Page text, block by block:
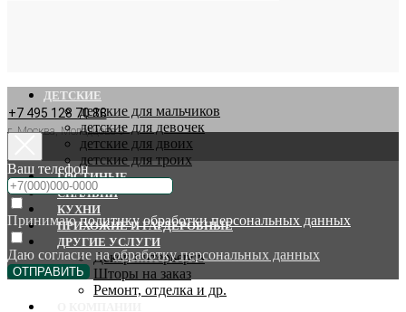
+7 495 128 70 88
г. Москва, Молодцова 9
ДЕТСКИЕ
детские для мальчиков
детские для девочек
детские для двоих
детские для троих
ГОСТИНЫЕ
СПАЛЬНИ
КУХНИ
ПРИХОЖИЕ И ГАРДЕРОБНЫЕ
ДРУГИЕ УСЛУГИ
Декор интерьеров
Шторы на заказ
Ремонт, отделка и др.
Ваш телефон
Принимаюполитику обработки персональных данных
Даю согласие наобработку персональных данных
ОТПРАВИТЬ